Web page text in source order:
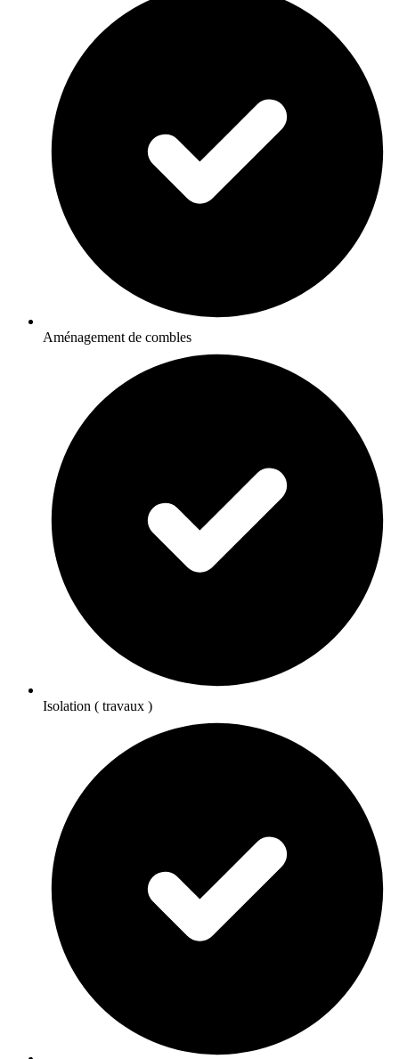
Aménagement de combles
Isolation ( travaux )